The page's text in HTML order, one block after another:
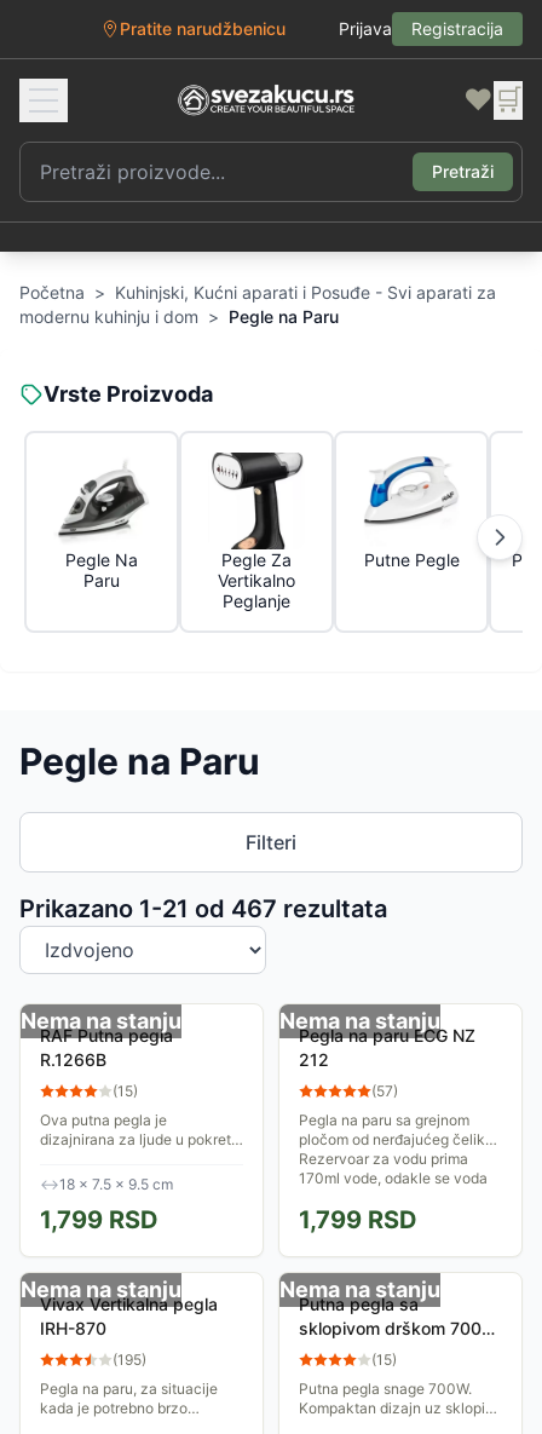
Pratite narudžbenicu Prijava Registracija
❤️ 🛒
Pretraži
Početna > Kuhinjski, Kućni aparati i Posuđe - Svi aparati za
modernu kuhinju i dom > Pegle na Paru
Vrste Proizvoda
Pegle Na
Paru
Pegle Za
Vertikalno
Peglanje
Putne Pegle
Pegle na Paru
Filteri
Prikazano 1-21 od 467 rezultata
Sortiranje proizvoda
Nema na stanju
RAF Putna pegla
R.1266B
(15)
Ova putna pegla je
dizajnirana za ljude u pokretu,
težinu i izuzetnu
uvek izgledali besprekorno,...
↔18 × 7.5 × 9.5 cm
1,799 RSD
Nema na stanju
Pegla na paru ECG NZ
212
(57)
Pegla na paru sa grejnom
pločom od nerđajućeg čelika.
Rezervoar za vodu prima
170ml vode, odakle se voda
ispred pegle i u...
1,799 RSD
Nema na stanju
Vivax Vertikalna pegla
IRH-870
(195)
Pegla na paru, za situacije
kada je potrebno brzo
Nema na stanju
Putna pegla sa
sklopivom drškom 700W
Adler AD5015
(15)
Putna pegla snage 700W.
Kompaktan dizajn uz sklopivu